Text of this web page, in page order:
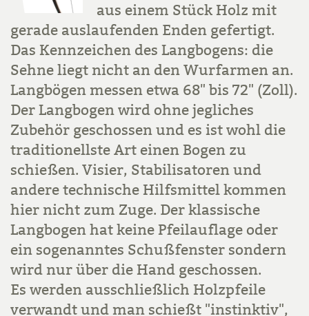
aus einem Stück Holz mit
gerade auslaufenden Enden gefertigt.
Das Kennzeichen des Langbogens: die
Sehne liegt nicht an den Wurfarmen an.
Langbögen messen etwa 68" bis 72" (Zoll).
Der Langbogen wird ohne jegliches
Zubehör geschossen und es ist wohl die
traditionellste Art einen Bogen zu
schießen. Visier, Stabilisatoren und
andere technische Hilfsmittel kommen
hier nicht zum Zuge. Der klassische
Langbogen hat keine Pfeilauflage oder
ein sogenanntes Schußfenster sondern
wird nur über die Hand geschossen.
Es werden ausschließlich Holzpfeile
verwandt und man schießt "instinktiv",